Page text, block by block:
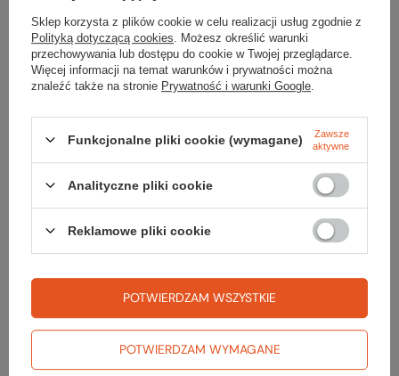
Gwarancja
Na sprzedawane produkty udzielana jest 24-miesięczna rękojmia na
podstawie ustawy z dnia 30 maja 2014r. o prawach konsumenta.
PODMIOT ODPOWIEDZIALNY ZA TEN PRODUKT NA TERENIE UE
Potrzebujesz pomocy? Masz pytania?
Zadaj pytanie a my odpowiemy niezwłocznie, najciekawsze pytania i
odpowiedzi publikując dla innych.
Sklep korzysta z plików cookie w celu realizacji usług zgodnie z
Polityką dotyczącą cookies . Możesz określić warunki
przechowywania lub dostępu do cookie w Twojej przeglądarce.
Więcej informacji na temat warunków i prywatności można
znaleźć także na stronie Prywatność i warunki Google
Funkcjonalne pliki cookie (wymagane)
Zawsze
aktywne
Analityczne pliki cookie
Reklamowe pliki cookie
POTWIERDZAM WYMAGANE
POTWIERDZAM WSZYSTKIE